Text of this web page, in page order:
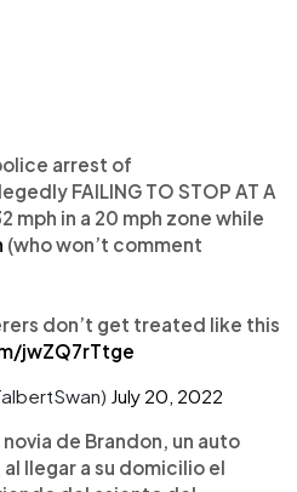
arrest of
FAILING TO STOP AT A
mph in a 20 mph zone while
(who won’t comment
don’t get treated like this
jwZQ7rTtge
July 20, 2022
de Brandon, un auto
llegar a su domicilio el